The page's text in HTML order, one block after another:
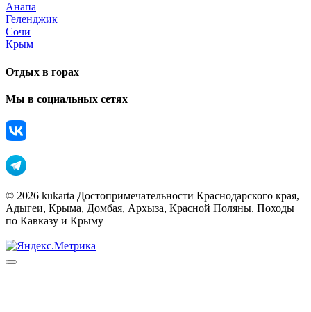
Анапа
Геленджик
Сочи
Крым
Отдых в горах
Мы в социальных сетях
© 2026 kukarta Достопримечательности Краснодарского края,
Адыгеи, Крыма, Домбая, Архыза, Красной Поляны. Походы
по Кавказу и Крыму